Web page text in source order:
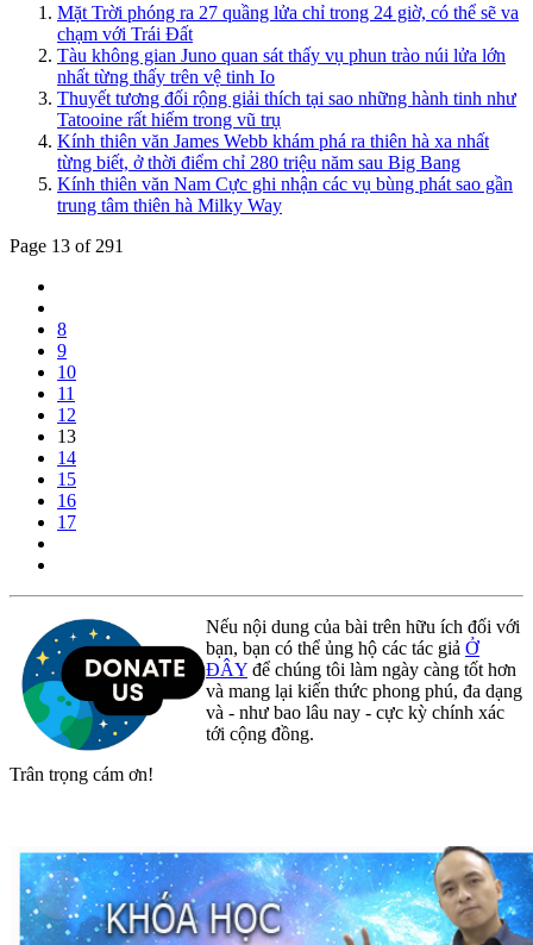
Mặt Trời phóng ra 27 quầng lửa chỉ trong 24 giờ, có thể sẽ va
chạm với Trái Đất
Tàu không gian Juno quan sát thấy vụ phun trào núi lửa lớn
nhất từng thấy trên vệ tinh Io
Thuyết tương đối rộng giải thích tại sao những hành tinh như
Tatooine rất hiếm trong vũ trụ
Kính thiên văn James Webb khám phá ra thiên hà xa nhất
từng biết, ở thời điểm chỉ 280 triệu năm sau Big Bang
Kính thiên văn Nam Cực ghi nhận các vụ bùng phát sao gần
trung tâm thiên hà Milky Way
Page 13 of 291
8
9
10
11
12
13
14
15
16
17
Nếu nội dung của bài trên hữu ích đối với
bạn, bạn có thể ủng hộ các tác giả Ở
ĐÂY để chúng tôi làm ngày càng tốt hơn
và mang lại kiến thức phong phú, đa dạng
và - như bao lâu nay - cực kỳ chính xác
tới cộng đồng.
Trân trọng cám ơn!